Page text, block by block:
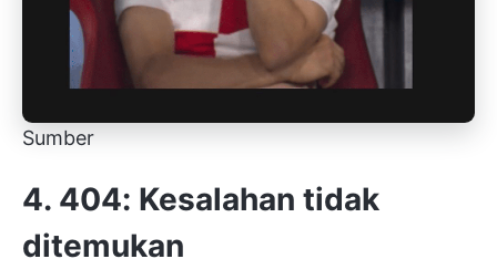
Sumber
4. 404: Kesalahan tidak
ditemukan